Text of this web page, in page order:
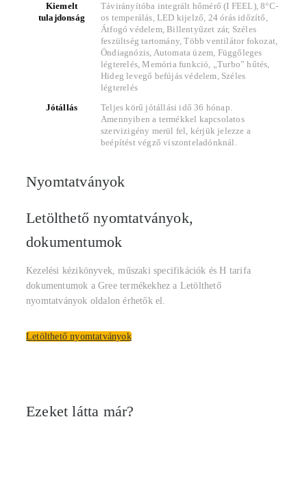
Kiemelt
tulajdonság
Távirányítóba integrált hőmérő (I FEEL), 8°C-
os temperálás, LED kijelző, 24 órás időzítő,
Átfogó védelem, Billentyűzet zár, Széles
feszültség tartomány, Több ventilátor fokozat,
Öndiagnózis, Automata üzem, Függőleges
légterelés, Memória funkció, „Turbo” hűtés,
Hideg levegő befújás védelem, Széles
légterelés
Jótállás
Teljes körű jótállási idő 36 hónap.
Amennyiben a termékkel kapcsolatos
szervizigény merül fel, kérjük jelezze a
beépítést végző viszonteladónknál.
Nyomtatványok
Letölthető nyomtatványok,
dokumentumok
Kezelési kézikönyvek, műszaki specifikációk és H tarifa
dokumentumok a Gree termékekhez a Letölthető
nyomtatványok oldalon érhetők el.
Letölthető nyomtatványok
Ezeket látta már?